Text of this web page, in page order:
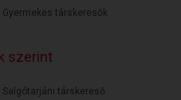
Gyermekes társkeresők
szerint
Salgótarjáni társkereső